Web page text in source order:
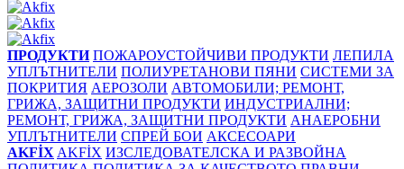
ПРОДУКТИ ПОЖАРОУСТОЙЧИВИ ПРОДУКТИ ЛЕПИЛА
УПЛЪТНИТЕЛИ ПОЛИУРЕТАНОВИ ПЯНИ СИСТЕМИ ЗА
ПОКРИТИЯ АЕРОЗОЛИ АВТОМОБИЛИ; РЕМОНТ,
ГРИЖА, ЗАЩИТНИ ПРОДУКТИ ИНДУСТРИАЛНИ;
РЕМОНТ, ГРИЖА, ЗАЩИТНИ ПРОДУКТИ АНАЕРОБНИ
УПЛЪТНИТЕЛИ СПРЕЙ БОИ АКСЕСОАРИ
AKFİX AKFİX ИЗСЛЕДОВАТЕЛСКА И РАЗВОЙНА